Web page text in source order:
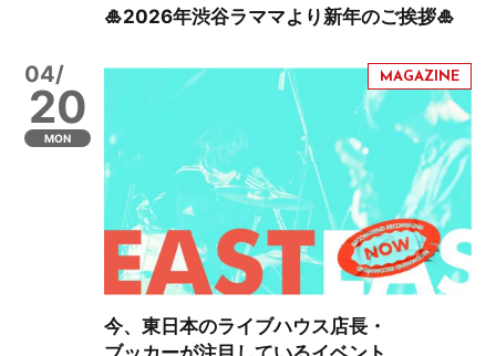
🎍2026年渋谷ラママより新年のご挨拶🎍
04/
20
MON
今、東日本のライブハウス店長・